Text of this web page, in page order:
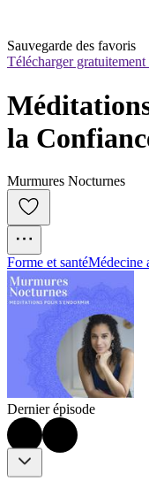
Sauvegarde des favoris
Télécharger
la
Murmures Nocturnes
Forme et santéMédecine
Dernier épisode